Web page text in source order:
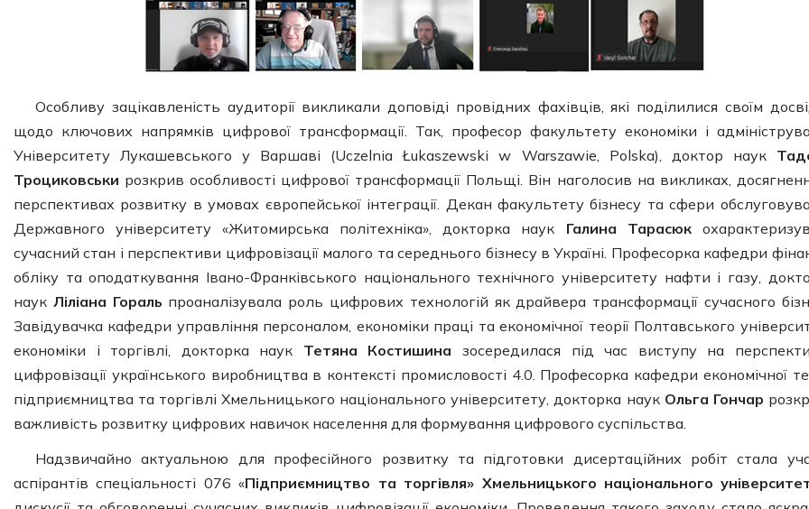
Особливу зацікавленість аудиторії викликали доповіді провідних фахівців, які поділилися своїм
щодо ключових напрямків цифрової трансформації. Так, професор факультету економіки і
Університету Лукашевського у Варшаві (Uczelnia Łukaszewski w Warszawie, Polska), доктор наук
Троциковськи розкрив особливості цифрової трансформації Польщі. Він наголосив на викликах,
перспективах розвитку в умовах європейської інтеграції. Декан факультету бізнесу та сфери
Державного університету «Житомирська політехніка», докторка наук Галина Тарасюк
сучасний стан і перспективи цифровізації малого та середнього бізнесу в Україні. Професорка кафедри
обліку та оподаткування Івано-Франківського національного технічного університету нафти і газу,
наук Ліліана Гораль проаналізувала роль цифрових технологій як драйвера трансформації сучасного
Завідувачка кафедри управління персоналом, економіки праці та економічної теорії Полтавського
економіки і торгівлі, докторка наук Тетяна Костишина зосередилася під час виступу на
цифровізації українського виробництва в контексті промисловості 4.0. Професорка кафедри економічної
підприємництва та торгівлі Хмельницького національного університету, докторка наук Ольга Гончар
важливість розвитку цифрових навичок населення для формування цифрового суспільства.
Надзвичайно актуальною для професійного розвитку та підготовки дисертаційних робіт стала
аспірантів спеціальності 076 «Підприємництво та торгівля» Хмельницького національного